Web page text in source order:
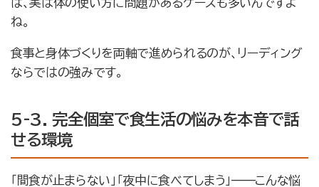
ね。
食事と身体づくりを両軸で進められるのが、リーディング
ならではの強みです。
5-3. 完全個室で食生活の悩みを本音で話
せる環境
「間食が止まらない」「夜中に食べてしまう」——こんな悩